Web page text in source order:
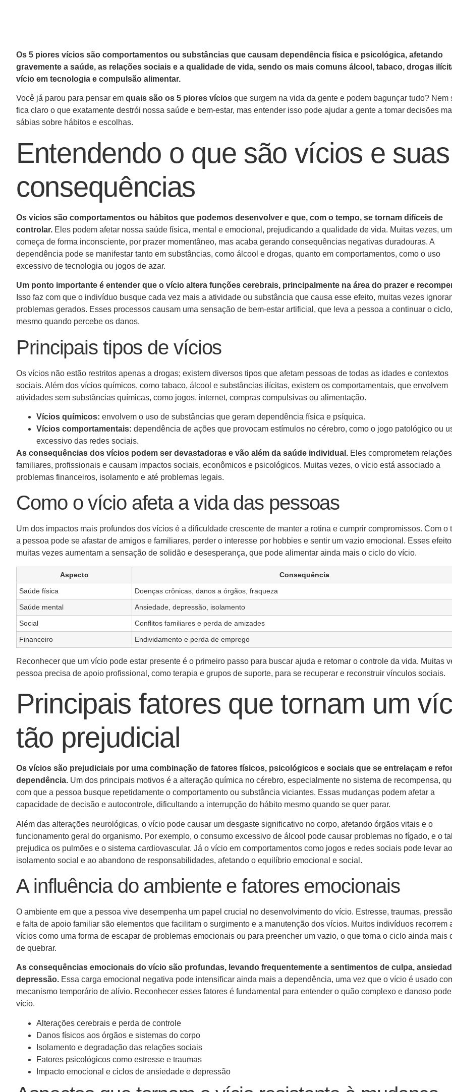
Os 5 piores vícios são comportamentos ou substâncias que causam dependência física e psicológica, afetando
gravemente a saúde, as relações sociais e a qualidade de vida, sendo os mais comuns álcool, tabaco, drogas
vício em tecnologia e compulsão alimentar.
Você já parou para pensar em quais são os 5 piores vícios que surgem na vida da gente e podem bagunçar tudo? Nem
fica claro o que exatamente destrói nossa saúde e bem-estar, mas entender isso pode ajudar a gente a tomar decisões
sábias sobre hábitos e escolhas.
Entendendo o que são vícios e suas
consequências
Os vícios são comportamentos ou hábitos que podemos desenvolver e que, com o tempo, se tornam difíceis de
controlar. Eles podem afetar nossa saúde física, mental e emocional, prejudicando a qualidade de vida. Muitas vezes,
começa de forma inconsciente, por prazer momentâneo, mas acaba gerando consequências negativas duradouras. A
dependência pode se manifestar tanto em substâncias, como álcool e drogas, quanto em comportamentos, como o uso
excessivo de tecnologia ou jogos de azar.
Um ponto importante é entender que o vício altera funções cerebrais, principalmente na área do prazer e
Isso faz com que o indivíduo busque cada vez mais a atividade ou substância que causa esse efeito, muitas vezes
problemas gerados. Esses processos causam uma sensação de bem-estar artificial, que leva a pessoa a continuar o ciclo,
mesmo quando percebe os danos.
Principais tipos de vícios
Os vícios não estão restritos apenas a drogas; existem diversos tipos que afetam pessoas de todas as idades e contextos
sociais. Além dos vícios químicos, como tabaco, álcool e substâncias ilícitas, existem os comportamentais, que envolvem
atividades sem substâncias químicas, como jogos, internet, compras compulsivas ou alimentação.
Vícios químicos: envolvem o uso de substâncias que geram dependência física e psíquica.
Vícios comportamentais: dependência de ações que provocam estímulos no cérebro, como o jogo patológico ou
excessivo das redes sociais.
As consequências dos vícios podem ser devastadoras e vão além da saúde individual. Eles comprometem relações
familiares, profissionais e causam impactos sociais, econômicos e psicológicos. Muitas vezes, o vício está associado a
problemas financeiros, isolamento e até problemas legais.
Como o vício afeta a vida das pessoas
Um dos impactos mais profundos dos vícios é a dificuldade crescente de manter a rotina e cumprir compromissos. Com o
a pessoa pode se afastar de amigos e familiares, perder o interesse por hobbies e sentir um vazio emocional. Esses
muitas vezes aumentam a sensação de solidão e desesperança, que pode alimentar ainda mais o ciclo do vício.
Aspecto
Consequência
Saúde física
Doenças crônicas, danos a órgãos, fraqueza
Saúde mental
Ansiedade, depressão, isolamento
Social
Conflitos familiares e perda de amizades
Financeiro
Endividamento e perda de emprego
Reconhecer que um vício pode estar presente é o primeiro passo para buscar ajuda e retomar o controle da vida. Muitas
pessoa precisa de apoio profissional, como terapia e grupos de suporte, para se recuperar e reconstruir vínculos sociais.
Principais fatores que tornam um
tão prejudicial
Os vícios são prejudiciais por uma combinação de fatores físicos, psicológicos e sociais que se entrelaçam e
dependência. Um dos principais motivos é a alteração química no cérebro, especialmente no sistema de recompensa,
com que a pessoa busque repetidamente o comportamento ou substância viciantes. Essas mudanças podem afetar a
capacidade de decisão e autocontrole, dificultando a interrupção do hábito mesmo quando se quer parar.
Além das alterações neurológicas, o vício pode causar um desgaste significativo no corpo, afetando órgãos vitais e o
funcionamento geral do organismo. Por exemplo, o consumo excessivo de álcool pode causar problemas no fígado, e o
prejudica os pulmões e o sistema cardiovascular. Já o vício em comportamentos como jogos e redes sociais pode levar ao
isolamento social e ao abandono de responsabilidades, afetando o equilíbrio emocional e social.
A influência do ambiente e fatores emocionais
O ambiente em que a pessoa vive desempenha um papel crucial no desenvolvimento do vício. Estresse, traumas,
e falta de apoio familiar são elementos que facilitam o surgimento e a manutenção dos vícios. Muitos indivíduos recorrem
vícios como uma forma de escapar de problemas emocionais ou para preencher um vazio, o que torna o ciclo ainda mais
de quebrar.
As consequências emocionais do vício são profundas, levando frequentemente a sentimentos de culpa,
depressão. Essa carga emocional negativa pode intensificar ainda mais a dependência, uma vez que o vício é usado
mecanismo temporário de alívio. Reconhecer esses fatores é fundamental para entender o quão complexo e danoso
vício.
Alterações cerebrais e perda de controle
Danos físicos aos órgãos e sistemas do corpo
Isolamento e degradação das relações sociais
Fatores psicológicos como estresse e traumas
Impacto emocional e ciclos de ansiedade e depressão